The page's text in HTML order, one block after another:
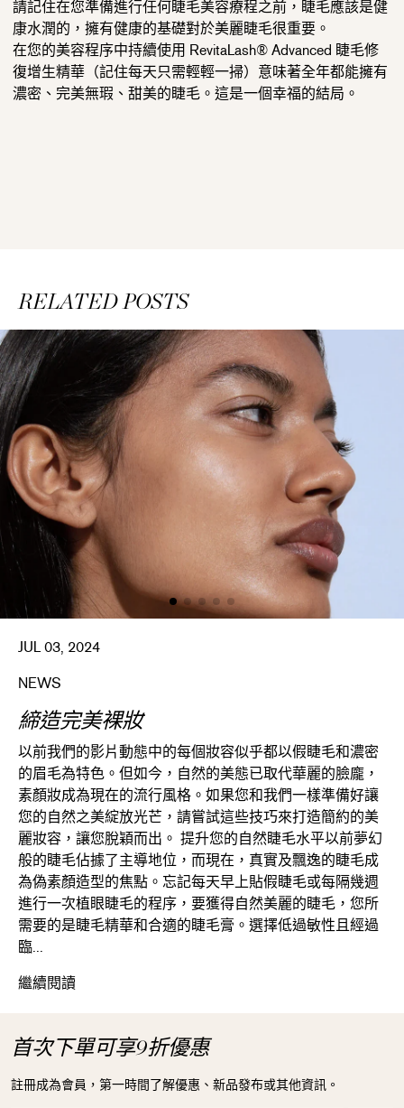
請記住在您準備進行任何睫毛美容療程之前， 睫毛應該是健
康水潤的，擁有健康的基礎對於美麗睫毛很重要。
在您的美容程序中持續使用 RevitaLash® Advanced 睫毛修
復增生精華（記住每天只需輕輕一掃） 意味著全年都能擁有
濃密、完美無瑕、甜美的睫毛。 這是一個幸福的結局。
RELATED POSTS
JUL 03, 2024
NEWS
締造完美裸妝
以前我們的影片動態中的每個妝容似乎都以假睫毛和濃密
的眉毛為特色。但如今，自然的美態已取代華麗的臉龐，
素顏妝成為現在的流行風格。如果您和我們一樣準備好讓
您的自然之美綻放光芒，請嘗試這些技巧來打造簡約的美
麗妝容，讓您脫穎而出。 提升您的自然睫毛水平以前夢幻
般的睫毛佔據了主導地位，而現在，真實及飄逸的睫毛成
為偽素顏造型的焦點。忘記每天早上貼假睫毛或每隔幾週
進行一次植眼睫毛的程序，要獲得自然美麗的睫毛，您所
需要的是睫毛精華和合適的睫毛膏。選擇低過敏性且經過
臨...
締造完美裸妝
繼續閱讀
首次下單可享9折優惠
註冊成為會員，第一時間了解優惠、新品發布或其他資訊。